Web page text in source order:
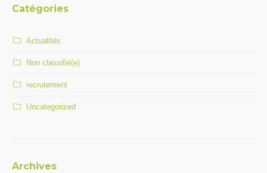
Catégories
Actualités
Non classifié(e)
recrutement
Uncategorized
Archives